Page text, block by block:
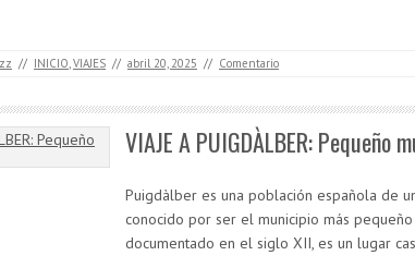
// INICIO,VIAJES // abril 20, 2025 // Comentario
VIAJE A PUIGDÀLBER: Pequeño
Puigdàlber es una población española de
conocido por ser el municipio más
documentado en el siglo XII, es un lugar